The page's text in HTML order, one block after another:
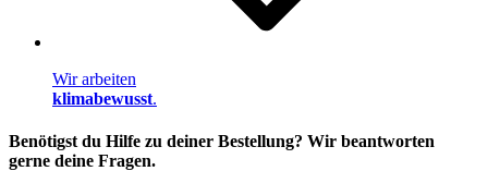
Wir arbeiten
klimabewusst.
Benötigst du Hilfe zu deiner Bestellung? Wir beantworten
gerne deine Fragen.